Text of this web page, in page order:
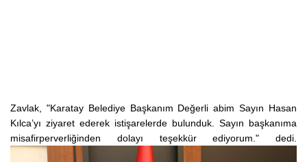
Zavlak, "Karatay Belediye Başkanım Değerli abim Sayın Hasan
Kılca’yı ziyaret ederek istişarelerde bulunduk. Sayın başkanıma
misafirperverliğinden dolayı teşekkür ediyorum." dedi.